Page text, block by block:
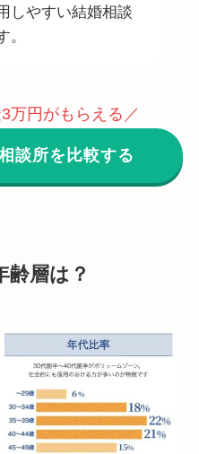
しやすい結婚相談
。
万円がもらえる／
談所を比較する
齢層は？